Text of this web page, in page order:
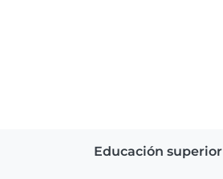
Educación superior